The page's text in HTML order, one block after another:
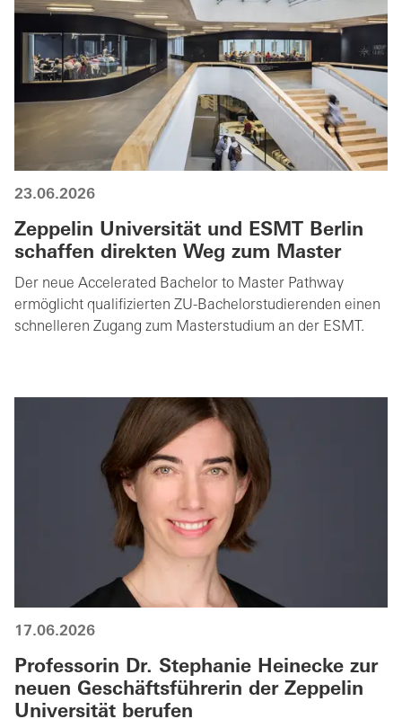
23.06.2026
Zeppelin Universität und ESMT Berlin
schaffen direkten Weg zum Master
Der neue Accelerated Bachelor to Master Pathway
ermöglicht qualifizierten ZU-Bachelorstudierenden einen
schnelleren Zugang zum Masterstudium an der ESMT.
17.06.2026
Professorin Dr. Stephanie Heinecke zur
neuen Geschäftsführerin der Zeppelin
Universität berufen